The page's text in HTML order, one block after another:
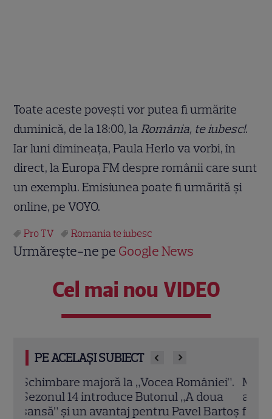
Toate aceste povești vor putea fi urmărite
duminică, de la 18:00, la România, te iubesc!.
Iar luni dimineața, Paula Herlo va vorbi, în
direct, la Europa FM despre românii care sunt
un exemplu. Emisiunea poate fi urmărită și
online, pe VOYO.
Pro TV Romania te iubesc
Urmărește-ne pe Google News
Cel mai nou VIDEO
PE ACELAȘI SUBIECT
Magda Pălimariu, sărbătoare dublă
alături de fiul ei, Aksel. „Este cel mai
frumos cadou pe care mi l-a făcut viața”.